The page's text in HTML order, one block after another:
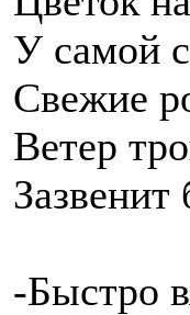
У самой
Свежие
Ветер
Зазвенит
-Быстро